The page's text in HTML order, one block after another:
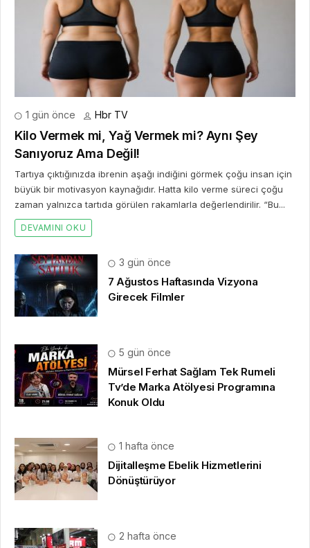
1 gün önce Hbr TV
Kilo Vermek mi, Yağ Vermek mi? Aynı Şey
Sanıyoruz Ama Değil!
Tartıya çıktığınızda ibrenin aşağı indiğini görmek çoğu insan için
büyük bir motivasyon kaynağıdır. Hatta kilo verme süreci çoğu
zaman yalnızca tartıda görülen rakamlarla değerlendirilir. “Bu...
DEVAMINI OKU
3 gün önce
7 Ağustos Haftasında Vizyona
Girecek Filmler
5 gün önce
Mürsel Ferhat Sağlam Tek Rumeli
Tv’de Marka Atölyesi Programına
Konuk Oldu
1 hafta önce
Dijitalleşme Ebelik Hizmetlerini
Dönüştürüyor
2 hafta önce